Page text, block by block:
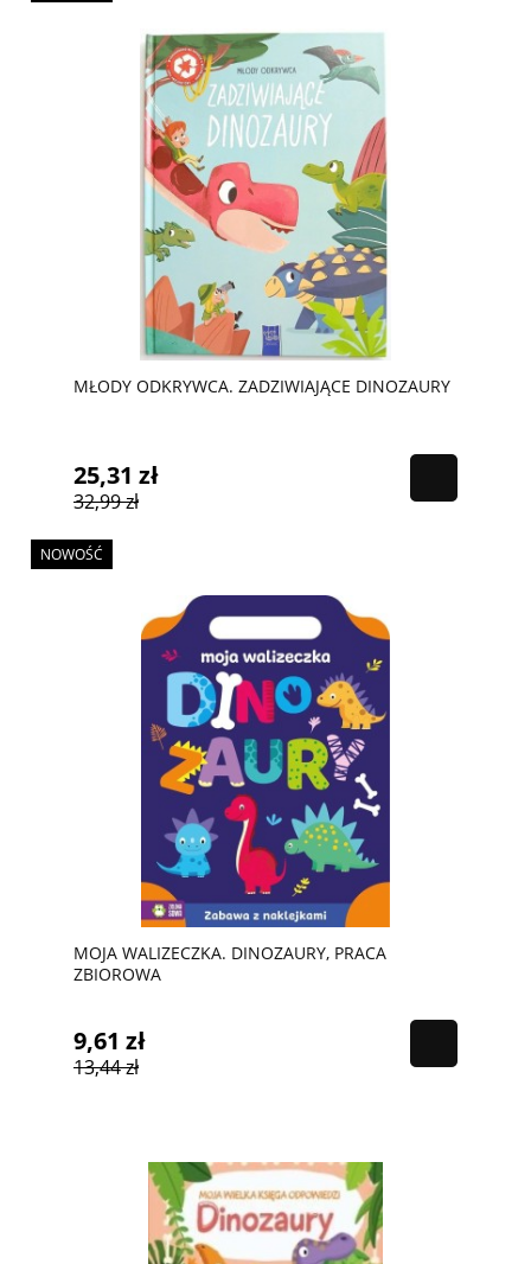
MŁODY ODKRYWCA. ZADZIWIAJĄCE DINOZAURY
25,31 zł
32,99 zł
MOJA WALIZECZKA. DINOZAURY, PRACA
ZBIOROWA
9,61 zł
13,44 zł
NOWOŚĆ